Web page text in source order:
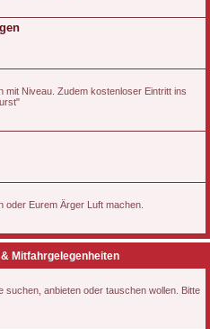
mit Niveau. Zudem kostenloser Eintritt ins
oder Eurem Ärger Luft machen.
Mitfahrgelegenheiten
suchen, anbieten oder tauschen wollen. Bitte